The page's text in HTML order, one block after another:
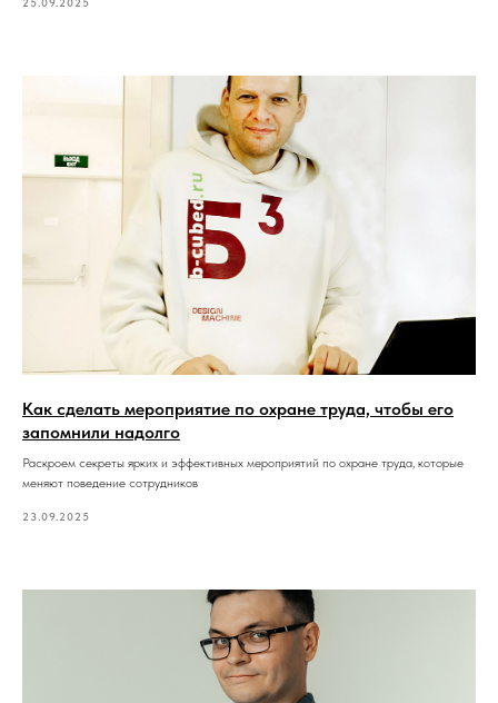
Как сделать мероприятие по охране труда, чтобы его
запомнили надолго
Раскроем секреты ярких и эффективных мероприятий по охране труда, которые
меняют поведение сотрудников
23.09.2025